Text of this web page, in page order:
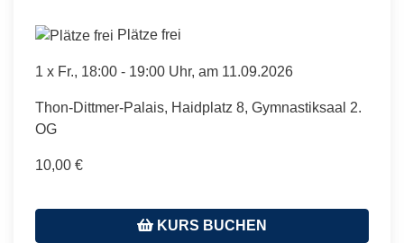
Plätze frei
1 x Fr., 18:00 - 19:00 Uhr, am 11.09.2026
Thon-Dittmer-Palais, Haidplatz 8, Gymnastiksaal 2.
OG
10,00 €
KURS BUCHEN